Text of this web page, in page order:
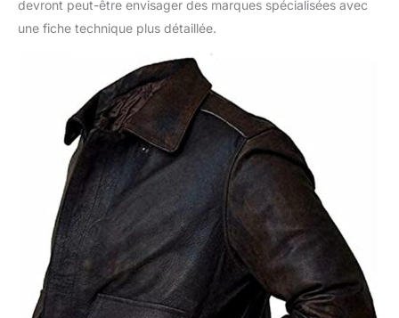
devront peut-être envisager des marques spécialisées avec
une fiche technique plus détaillée.